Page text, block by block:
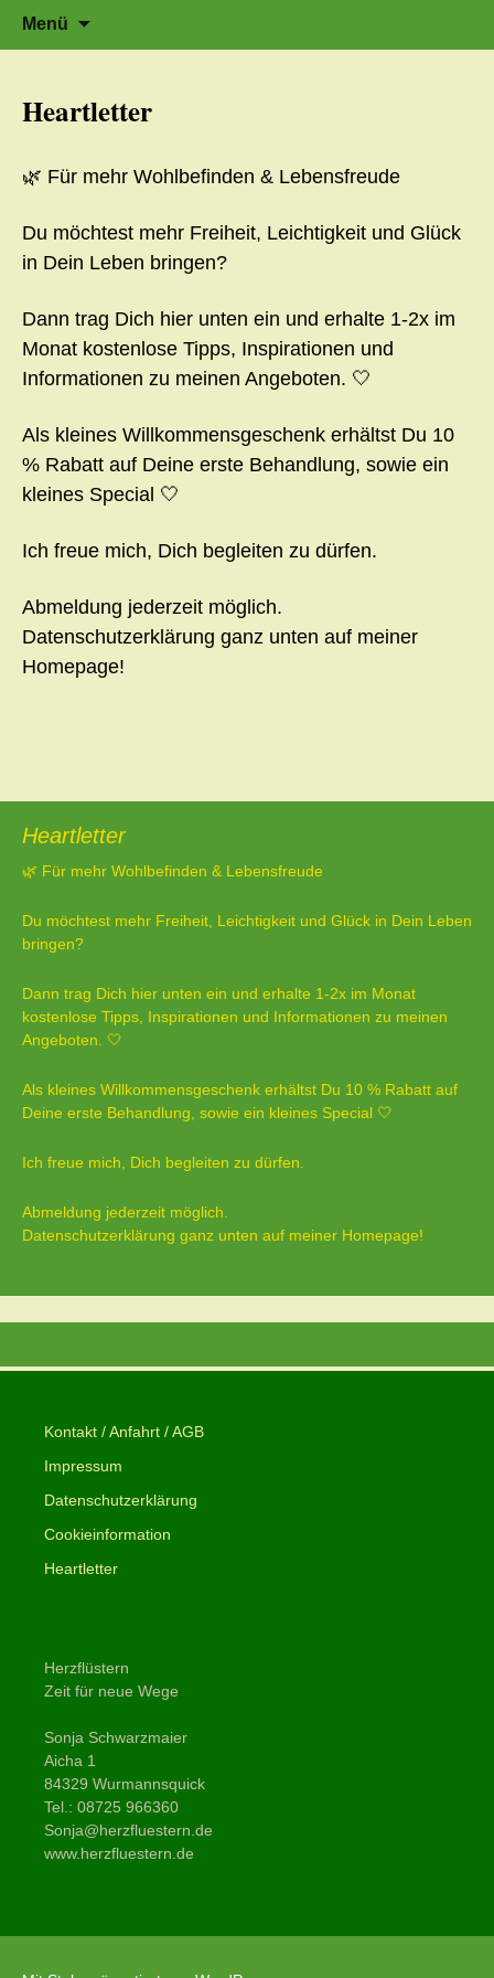
ZumHerzflüstern – Sonja Schwarzmaier –
Herzfluestern.de
Zeit für neue Wege
Menü
nach:
Heartletter
🌿 Für mehr Wohlbefinden & Lebensfreude
Du möchtest mehr Freiheit, Leichtigkeit und Glück
in Dein Leben bringen?
Dann trag Dich hier unten ein und erhalte 1-2x im
Monat kostenlose Tipps, Inspirationen und
Informationen zu meinen Angeboten. 🤍
Als kleines Willkommensgeschenk erhältst Du 10
% Rabatt auf Deine erste Behandlung, sowie ein
kleines Special 🤍
Ich freue mich, Dich begleiten zu dürfen.
Abmeldung jederzeit möglich.
Datenschutzerklärung ganz unten auf meiner
Homepage!
Heartletter
🌿 Für mehr Wohlbefinden & Lebensfreude
Du möchtest mehr Freiheit, Leichtigkeit und Glück in Dein Leben
bringen?
Dann trag Dich hier unten ein und erhalte 1-2x im Monat
kostenlose Tipps, Inspirationen und Informationen zu meinen
Angeboten. 🤍
Als kleines Willkommensgeschenk erhältst Du 10 % Rabatt auf
Deine erste Behandlung, sowie ein kleines Special 🤍
Ich freue mich, Dich begleiten zu dürfen.
Abmeldung jederzeit möglich.
Datenschutzerklärung ganz unten auf meiner Homepage!
Kontakt / Anfahrt / AGB
Impressum
Datenschutzerklärung
Cookieinformation
Heartletter
Herzflüstern
Zeit für neue Wege
Sonja Schwarzmaier
Aicha 1
84329 Wurmannsquick
Tel.: 08725 966360
Sonja@herzfluestern.de
www.herzfluestern.de